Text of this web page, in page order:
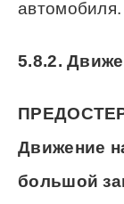
автомобиля.
5.8.2.
Движение
большой